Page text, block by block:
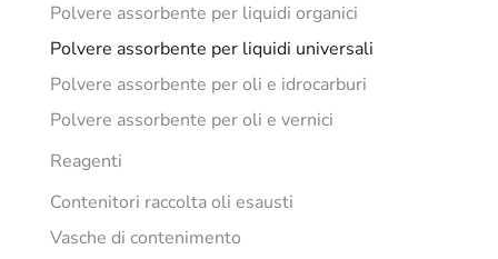
Polvere assorbente per liquidi organici
Polvere assorbente per liquidi universali
Polvere assorbente per oli e idrocarburi
Polvere assorbente per oli e vernici
Reagenti
Contenitori raccolta oli esausti
Vasche di contenimento